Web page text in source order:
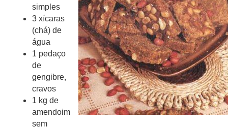
simples
3 xícaras
(chá) de
água
1 pedaço
de
gengibre,
cravos
1 kg de
amendoim
sem